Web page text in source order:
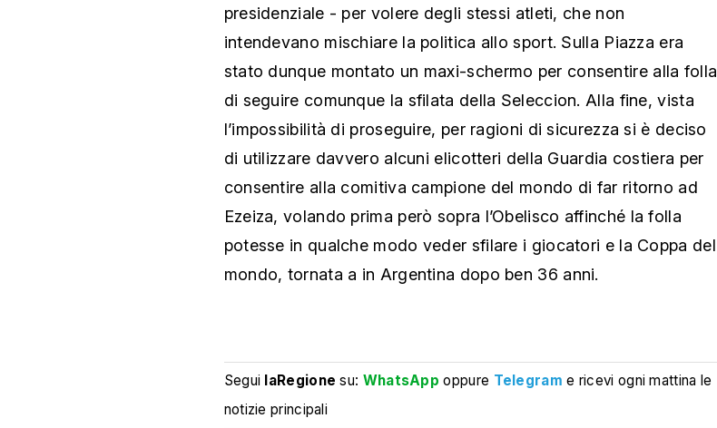
presidenziale - per volere degli stessi atleti, che non
intendevano mischiare la politica allo sport. Sulla Piazza era
stato dunque montato un maxi-schermo per consentire alla folla
di seguire comunque la sfilata della Seleccion. Alla fine, vista
l’impossibilità di proseguire, per ragioni di sicurezza si è deciso
di utilizzare davvero alcuni elicotteri della Guardia costiera per
consentire alla comitiva campione del mondo di far ritorno ad
Ezeiza, volando prima però sopra l’Obelisco affinché la folla
potesse in qualche modo veder sfilare i giocatori e la Coppa del
mondo, tornata a in Argentina dopo ben 36 anni.
Segui laRegione su: WhatsApp oppure Telegram e ricevi ogni mattina le
notizie principali